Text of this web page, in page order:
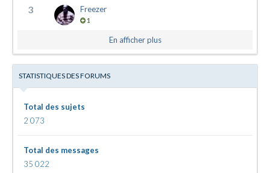
3 Freezer
1
En afficher plus
STATISTIQUES DES FORUMS
Total des sujets
2 073
Total des messages
35 022